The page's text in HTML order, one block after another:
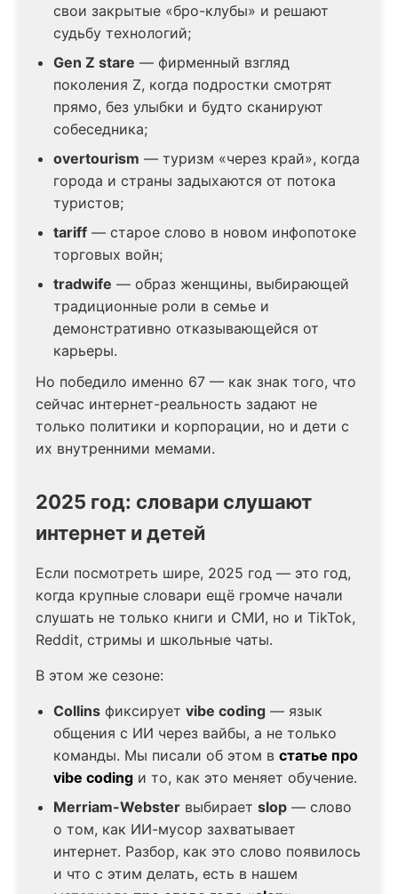
свои закрытые «бро-клубы» и решают
судьбу технологий;
Gen Z stare — фирменный взгляд
поколения Z, когда подростки смотрят
прямо, без улыбки и будто сканируют
собеседника;
overtourism — туризм «через край», когда
города и страны задыхаются от потока
туристов;
tariff — старое слово в новом инфопотоке
торговых войн;
tradwife — образ женщины, выбирающей
традиционные роли в семье и
демонстративно отказывающейся от
карьеры.
Но победило именно 67 — как знак того, что
сейчас интернет-реальность задают не
только политики и корпорации, но и дети с
их внутренними мемами.
2025 год: словари слушают
интернет и детей
Если посмотреть шире, 2025 год — это год,
когда крупные словари ещё громче начали
слушать не только книги и СМИ, но и TikTok,
Reddit, стримы и школьные чаты.
В этом же сезоне:
Collins фиксирует vibe coding — язык
общения с ИИ через вайбы, а не только
команды. Мы писали об этом в статье про
vibe coding и то, как это меняет обучение.
Merriam-Webster выбирает slop — слово
о том, как ИИ-мусор захватывает
интернет. Разбор, как это слово появилось
и что с этим делать, есть в нашем